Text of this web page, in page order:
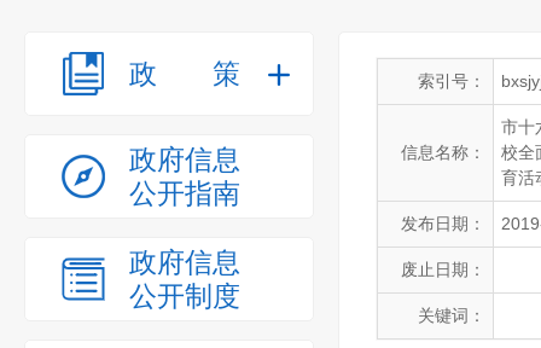
政策
政府信息
公开指南
政府信息
公开制度
索引号：
信息名称：
市十
校全
育活
发布日期：
废止日期：
关键词：